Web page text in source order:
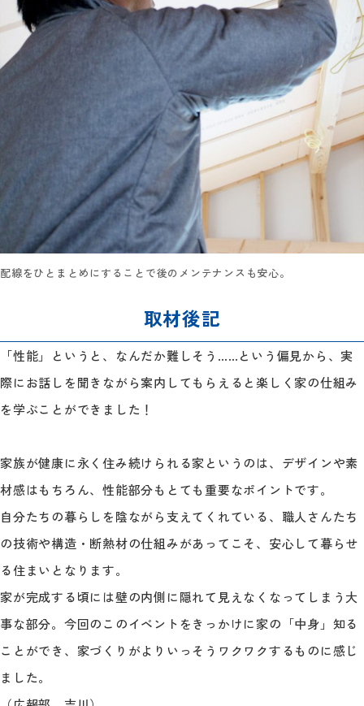
配線をひとまとめにすることで後のメンテナンスも安心。
取材後記
「性能」というと、なんだか難しそう……という偏見から、実
際にお話しを聞きながら案内してもらえると楽しく家の仕組み
を学ぶことができました！
家族が健康に永く住み続けられる家というのは、デザインや素
材感はもちろん、性能部分もとても重要なポイントです。
自分たちの暮らしを陰ながら支えてくれている、職人さんたち
の技術や構造・断熱材の仕組みがあってこそ、安心して暮らせ
る住まいとなります。
家が完成する頃には壁の内側に隠れて見えなくなってしまう大
事な部分。今回のこのイベントをきっかけに家の「中身」知る
ことができ、家づくりがよりいっそうワクワクするものに感じ
ました。